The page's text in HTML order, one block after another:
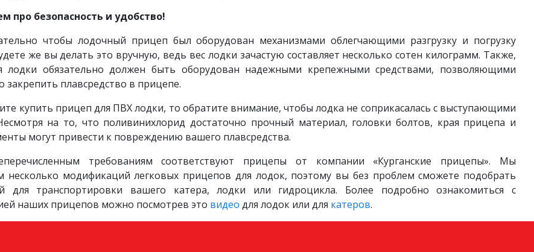
про безопасность и удобство!
чтобы лодочный прицеп был оборудован механизмами облегчающими разгрузку и погрузку
же вы делать это вручную, ведь вес лодки зачастую составляет несколько сотен килограмм. Также,
лодки обязательно должен быть оборудован надежными крепежными средствами, позволяющими
закрепить плавсредство в прицепе.
купить прицеп для ПВХ лодки, то обратите внимание, чтобы лодка не соприкасалась с выступающими
на то, что поливинихлорид достаточно прочный материал, головки болтов, края прицепа и
могут привести к повреждению вашего плавсредства.
требованиям соответствуют прицепы от компании «Курганские прицепы». Мы
несколько модификаций легковых прицепов для лодок, поэтому вы без проблем сможете подобрать
для транспортировки вашего катера, лодки или гидроцикла. Более подробно ознакомиться с
наших прицепов можно посмотрев это видео для лодок или для катеров.